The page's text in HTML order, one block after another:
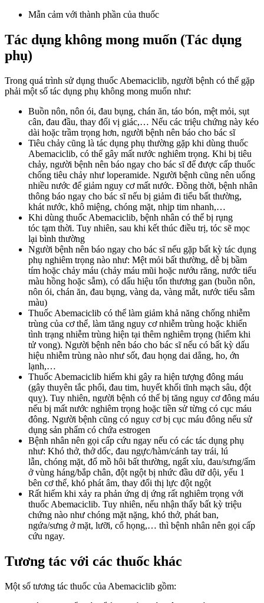
Mẫn cảm với thành phần của thuốc
Tác dụng không mong muốn (Tác dụng
phụ)
Trong quá trình sử dụng thuốc Abemaciclib, người bệnh có thể gặp
phải một số tác dụng phụ không mong muốn như:
Buồn nôn, nôn ói, đau bụng, chán ăn, táo bón, mệt mỏi, sụt
cân, đau đầu, thay đổi vị giác,… Nếu các triệu chứng này kéo
dài hoặc trầm trọng hơn, người bệnh nên báo cho bác sĩ
Tiêu chảy cũng là tác dụng phụ thường gặp khi dùng thuốc
Abemaciclib, có thể gây mất nước nghiêm trọng. Khi bị tiêu
chảy, người bệnh nên báo ngay cho bác sĩ để được cấp thuốc
chống tiêu chảy như loperamide. Người bệnh cũng nên uống
nhiều nước để giảm nguy cơ mất nước. Đồng thời, bệnh nhân
thông báo ngay cho bác sĩ nếu bị giảm đi tiểu bất thường,
khát nước, khô miệng, chóng mặt, nhịp tim nhanh,…
Khi dùng thuốc Abemaciclib, bệnh nhân có thể bị rụng
tóc tạm thời. Tuy nhiên, sau khi kết thúc điều trị, tóc sẽ mọc
lại bình thường
Người bệnh nên báo ngay cho bác sĩ nếu gặp bất kỳ tác dụng
phụ nghiêm trọng nào như: Mệt mỏi bất thường, dễ bị bầm
tím hoặc chảy máu (chảy máu mũi hoặc nướu răng, nước tiểu
màu hồng hoặc sẫm), có dấu hiệu tổn thương gan (buồn nôn,
nôn ói, chán ăn, đau bụng, vàng da, vàng mắt, nước tiểu sẫm
màu)
Thuốc Abemaciclib có thể làm giảm khả năng chống nhiễm
trùng của cơ thể, làm tăng nguy cơ nhiễm trùng hoặc khiến
tình trạng nhiễm trùng hiện tại thêm nghiêm trọng (hiếm khi
tử vong). Người bệnh nên báo cho bác sĩ nếu có bất kỳ dấu
hiệu nhiễm trùng nào như sốt, đau họng dai dẳng, ho, ớn
lạnh,…
Thuốc Abemaciclib hiếm khi gây ra hiện tượng đông máu
(gây thuyên tắc phổi, đau tim, huyết khối tĩnh mạch sâu, đột
quỵ). Tuy nhiên, người bệnh có thể bị tăng nguy cơ đông máu
nếu bị mất nước nghiêm trọng hoặc tiền sử từng có cục máu
đông. Người bệnh cũng có nguy cơ bị cục máu đông nếu sử
dụng sản phẩm có chứa estrogen
Bệnh nhân nên gọi cấp cứu ngay nếu có các tác dụng phụ
như: Khó thở, thở dốc, đau ngực/hàm/cánh tay trái, lú
lẫn, chóng mặt, đổ mồ hôi bất thường, ngất xỉu, đau/sưng/ấm
ở vùng háng/bắp chân, đột ngột bị nhức đầu dữ dội, yếu 1
bên cơ thể, khó phát âm, thay đổi thị lực đột ngột
Rất hiếm khi xảy ra phản ứng dị ứng rất nghiêm trọng với
thuốc Abemaciclib. Tuy nhiên, nếu nhận thấy bất kỳ triệu
chứng nào như chóng mặt nặng, khó thở, phát ban,
ngứa/sưng ở mặt, lưỡi, cổ họng,… thì bệnh nhân nên gọi cấp
cứu ngay.
Tương tác với các thuốc khác
Một số tương tác thuốc của Abemaciclib gồm: